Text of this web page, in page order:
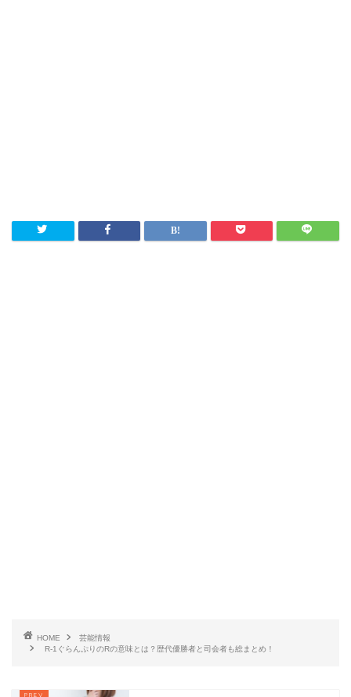
HOME
芸能情報
R-1ぐらんぷりのRの意味とは？歴代優勝者と司会者も総まとめ！